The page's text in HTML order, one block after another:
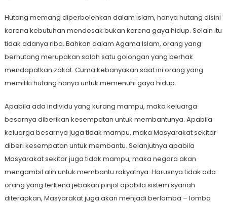
Hutang memang diperbolehkan dalam islam, hanya hutang disini
karena kebutuhan mendesak bukan karena gaya hidup. Selain itu
tidak adanya riba. Bahkan dalam Agama Islam, orang yang
berhutang merupakan salah satu golongan yang berhak
mendapatkan zakat. Cuma kebanyakan saat ini orang yang
memiliki hutang hanya untuk memenuhi gaya hidup.
Apabila ada individu yang kurang mampu, maka keluarga
besarnya diberikan kesempatan untuk membantunya. Apabila
keluarga besarnya juga tidak mampu, maka Masyarakat sekitar
diberi kesempatan untuk membantu. Selanjutnya apabila
Masyarakat sekitar juga tidak mampu, maka negara akan
mengambil alih untuk membantu rakyatnya. Harusnya tidak ada
orang yang terkena jebakan pinjol apabila sistem syariah
diterapkan, Masyarakat juga akan menjadi berlomba – lomba